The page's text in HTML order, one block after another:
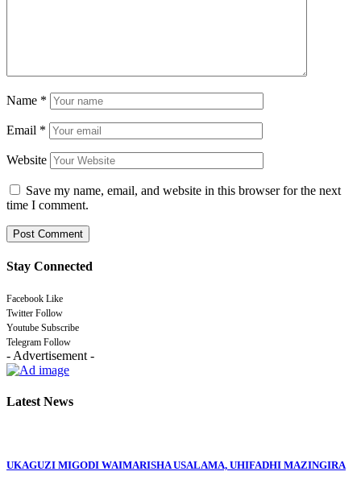
Name *
Email *
Website
Save my name, email, and website in this browser for the next
time I comment.
Stay Connected
Facebook Like
Twitter Follow
Youtube Subscribe
Telegram Follow
- Advertisement -
Latest News
UKAGUZI MIGODI WAIMARISHA USALAMA, UHIFADHI MAZINGIRA